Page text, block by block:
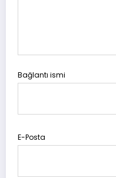
Bağlantı ismi
E-Posta